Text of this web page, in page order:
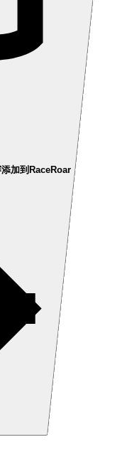
加到RaceRoar